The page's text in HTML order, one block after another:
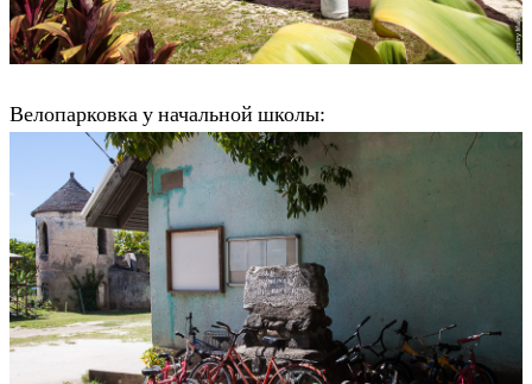
Велопарковка у начальной школы: